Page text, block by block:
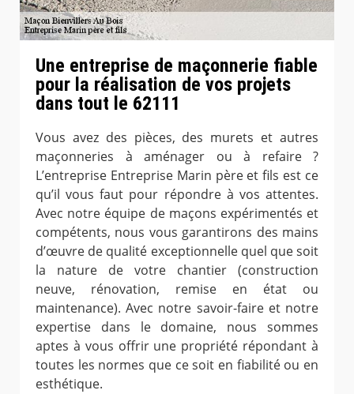
Une entreprise de maçonnerie fiable
pour la réalisation de vos projets
dans tout le 62111
Vous avez des pièces, des murets et autres
maçonneries à aménager ou à refaire ?
L’entreprise Entreprise Marin père et fils est ce
qu’il vous faut pour répondre à vos attentes.
Avec notre équipe de maçons expérimentés et
compétents, nous vous garantirons des mains
d’œuvre de qualité exceptionnelle quel que soit
la nature de votre chantier (construction
neuve, rénovation, remise en état ou
maintenance). Avec notre savoir-faire et notre
expertise dans le domaine, nous sommes
aptes à vous offrir une propriété répondant à
toutes les normes que ce soit en fiabilité ou en
esthétique.